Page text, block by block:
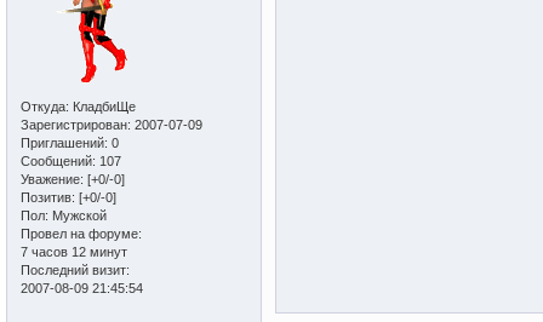
Откуда: КладбиЩе
Зарегистрирован: 2007-07-09
Приглашений: 0
Сообщений: 107
Уважение: [+0/-0]
Позитив: [+0/-0]
Пол: Мужской
Провел на форуме:
7 часов 12 минут
Последний визит:
2007-08-09 21:45:54